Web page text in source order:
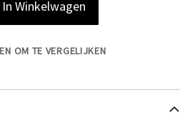
In Winkelwagen
OM TE VERGELIJKEN